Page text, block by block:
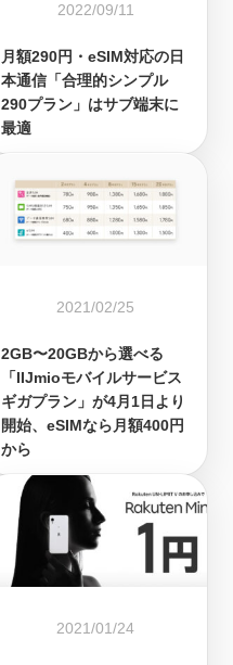
2022/09/11
月額290円・eSIM対応の日
本通信「合理的シンプル
290プラン」はサブ端末に
最適
2021/02/25
2GB〜20GBから選べる
「IIJmioモバイルサービス
ギガプラン」が4月1日より
開始、eSIMなら月額400円
から
2021/01/24